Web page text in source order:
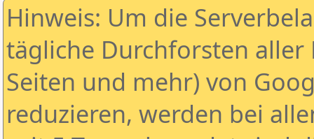
Hinweis: Um die
tägliche Durchforsten aller
Seiten und mehr) von
reduzieren, werden bei